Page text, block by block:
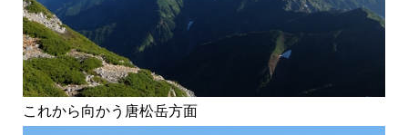
これから向かう唐松岳方面